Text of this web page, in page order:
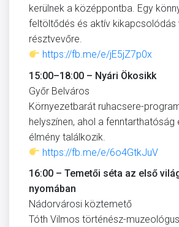
kerülnek a középpontba. Egy
feltöltődés és aktív kikapcsolódás
résztvevőre.
https://fb.me/e/jE5jZ7p0x
15:00–18:00 – Nyári Ökosikk
Győr Belváros
Környezetbarát ruhacsere-
helyszínen, ahol a
élmény találkozik.
https://fb.me/e/6o4GtkJuV
16:00 – Temetői séta az első
nyomában
Nádorvárosi köztemető
Tóth Vilmos történész-